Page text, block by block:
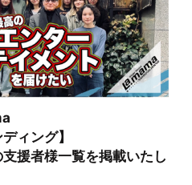
ィング】
援者様一覧を掲載いたし